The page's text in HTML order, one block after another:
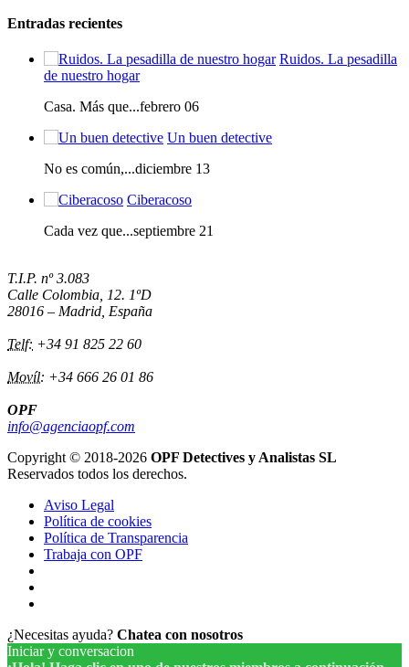
Entradas recientes
Ruidos. La pesadilla
de nuestro hogar
Casa. Más que...febrero 06
Un buen detective
No es común,...diciembre 13
Ciberacoso
Cada vez que...septiembre 21
T.I.P. nº 3.083
Calle Colombia, 12. 1ºD
28016 – Madrid, España
Telf: +34 91 825 22 60
Movíl: +34 666 26 01 86
OPF
info@agenciaopf.com
Copyright © 2018-2026 OPF Detectives y Analistas SL
Reservados todos los derechos.
Aviso Legal
Política de cookies
Política de Transparencia
Trabaja con OPF
¿Necesitas ayuda? Chatea con nosotros
Iniciar y conversacion